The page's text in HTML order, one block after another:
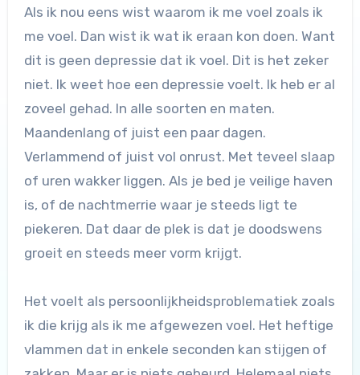
Als ik nou eens wist waarom ik me voel zoals ik
me voel. Dan wist ik wat ik eraan kon doen. Want
dit is geen depressie dat ik voel. Dit is het zeker
niet. Ik weet hoe een depressie voelt. Ik heb er al
zoveel gehad. In alle soorten en maten.
Maandenlang of juist een paar dagen.
Verlammend of juist vol onrust. Met teveel slaap
of uren wakker liggen. Als je bed je veilige haven
is, of de nachtmerrie waar je steeds ligt te
piekeren. Dat daar de plek is dat je doodswens
groeit en steeds meer vorm krijgt.
Het voelt als persoonlijkheidsproblematiek zoals
ik die krijg als ik me afgewezen voel. Het heftige
vlammen dat in enkele seconden kan stijgen of